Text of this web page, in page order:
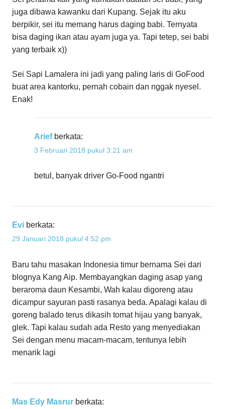
juga dibawa kawanku dari Kupang. Sejak itu aku
berpikir, sei itu memang harus daging babi. Ternyata
bisa daging ikan atau ayam juga ya. Tapi tetep, sei babi
yang terbaik x))
Sei Sapi Lamalera ini jadi yang paling laris di GoFood
buat area kantorku, pernah cobain dan nggak nyesel.
Enak!
Arief berkata:
3 Februari 2018 pukul 3:21 am
betul, banyak driver Go-Food ngantri
Evi berkata:
29 Januari 2018 pukul 4:52 pm
Baru tahu masakan Indonesia timur bernama Sei dari
blognya Kang Aip. Membayangkan daging asap yang
beraroma daun Kesambi, Wah kalau digoreng atau
dicampur sayuran pasti rasanya beda. Apalagi kalau di
goreng balado terus dikasih tomat hijau yang banyak,
glek. Tapi kalau sudah ada Resto yang menyediakan
Sei dengan menu macam-macam, tentunya lebih
menarik lagi
Mas Edy Masrur berkata: